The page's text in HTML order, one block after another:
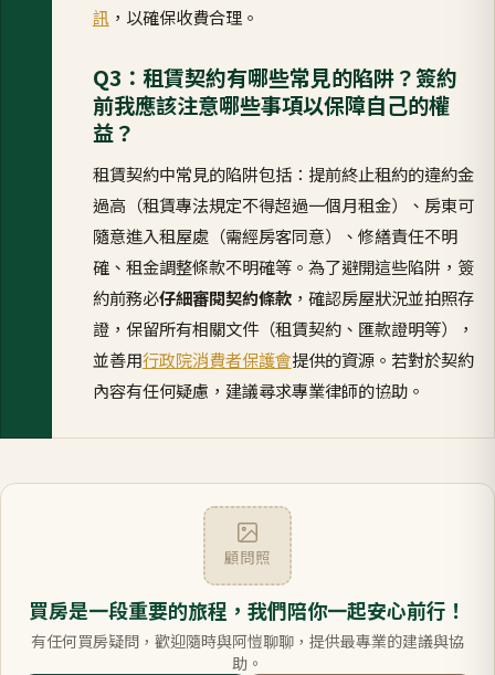
訊，以確保收費合理。
Q3：租賃契約有哪些常見的陷阱？簽約
前我應該注意哪些事項以保障自己的權
益？
租賃契約中常見的陷阱包括：提前終止租約的違約金
過高（租賃專法規定不得超過一個月租金）、房東可
隨意進入租屋處（需經房客同意）、修繕責任不明
確、租金調整條款不明確等。為了避開這些陷阱，簽
約前務必仔細審閱契約條款，確認房屋狀況並拍照存
證，保留所有相關文件（租賃契約、匯款證明等），
並善用行政院消費者保護會提供的資源。若對於契約
內容有任何疑慮，建議尋求專業律師的協助。
顧問照
買房是一段重要的旅程，我們陪你一起安心前行！
有任何買房疑問，歡迎隨時與阿愷聊聊，提供最專業的建議與協
助。